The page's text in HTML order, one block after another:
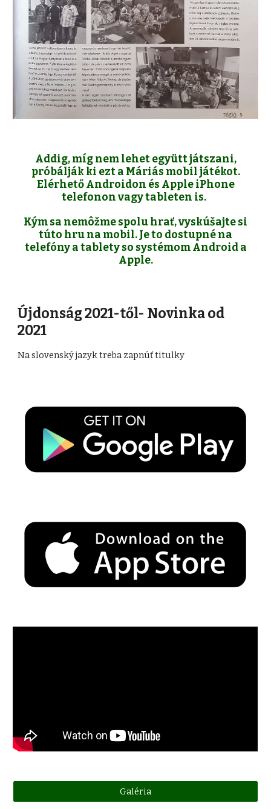
Addig, míg nem lehet együtt játszani,
próbálják ki ezt a Máriás mobil játékot.
Elérhető Androidon és Apple iPhone
telefonon vagy tableten is.
Kým sa nemôžme spolu hrať, vyskúšajte si
túto hru na mobil. Je to dostupné na
telefóny a tablety so systémom Android a
Apple.
Újdonság 2021-től- Novinka od
2021
Na slovenský jazyk treba zapnúť titulky
Galéria